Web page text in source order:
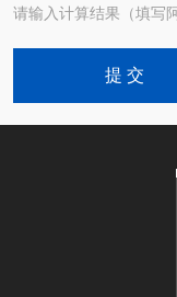
请输入计算结果（填写